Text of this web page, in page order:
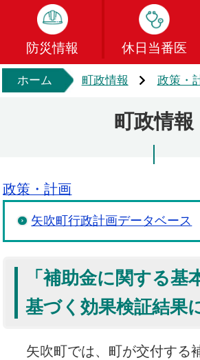
防災情報 休日当番医
ホーム 町政情報 政策・
町政情報
政策・計画
矢吹町行政計画データベース
「補助金に関する基
基づく効果検証結果
矢吹町では、町が交付する